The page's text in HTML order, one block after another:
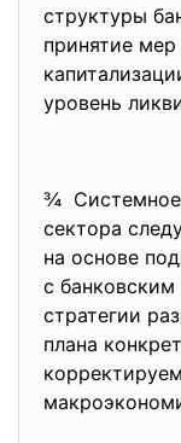
структуры
принятие
уровень
¾ Системное
сектора
на основе
с
стратегии
плана